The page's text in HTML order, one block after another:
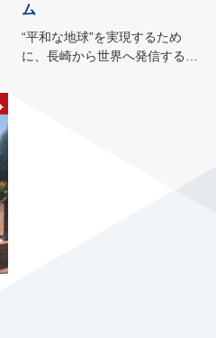
ム
“平和な地球”を実現するため
に、長崎から世界へ発信する玄